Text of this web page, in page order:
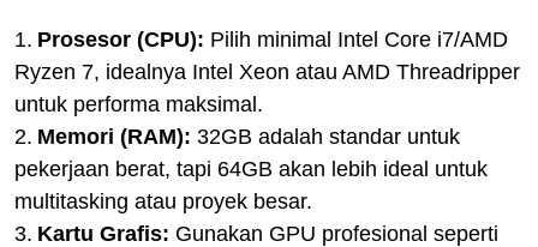
1. Prosesor (CPU): Pilih minimal Intel Core i7/AMD
Ryzen 7, idealnya Intel Xeon atau AMD Threadripper
untuk performa maksimal.
2. Memori (RAM): 32GB adalah standar untuk
pekerjaan berat, tapi 64GB akan lebih ideal untuk
multitasking atau proyek besar.
3. Kartu Grafis: Gunakan GPU profesional seperti